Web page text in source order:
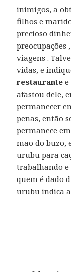
inimigos, a
filhos e
precioso
preocupações
viagens .
vidas, e
restaurante e
afastou dele,
permanecer
penas, então
permanece
mão do buzo,
urubu para
trabalhando e
quem é dado
urubu indica